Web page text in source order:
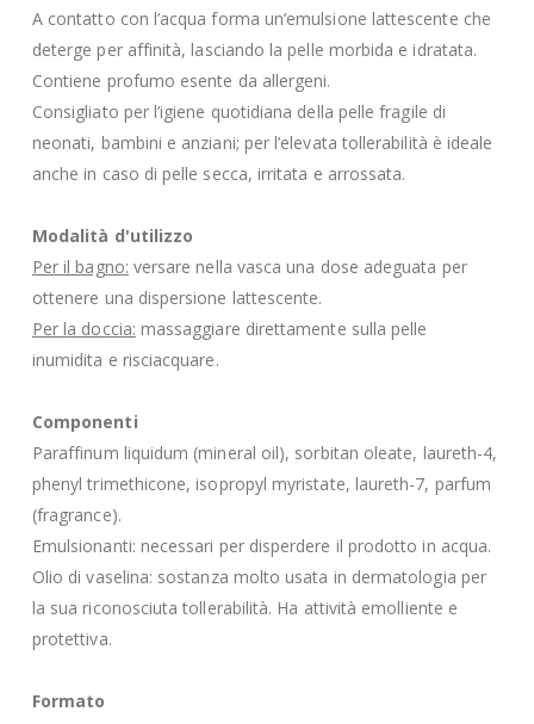
A contatto con l’acqua forma un’emulsione lattescente che
deterge per affinità, lasciando la pelle morbida e idratata.
Contiene profumo esente da allergeni.
Consigliato per l’igiene quotidiana della pelle fragile di
neonati, bambini e anziani; per l’elevata tollerabilità è ideale
anche in caso di pelle secca, irritata e arrossata.
Modalità d'utilizzo
Per il bagno: versare nella vasca una dose adeguata per
ottenere una dispersione lattescente.
Per la doccia: massaggiare direttamente sulla pelle
inumidita e risciacquare.
Componenti
Paraffinum liquidum (mineral oil), sorbitan oleate, laureth-4,
phenyl trimethicone, isopropyl myristate, laureth-7, parfum
(fragrance).
Emulsionanti: necessari per disperdere il prodotto in acqua.
Olio di vaselina: sostanza molto usata in dermatologia per
la sua riconosciuta tollerabilità. Ha attività emolliente e
protettiva.
Formato